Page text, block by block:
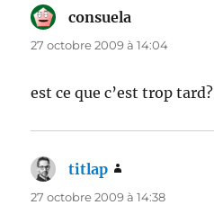
consuela
27 octobre 2009 à 14:04
est ce que c’est trop tard?
titlap
27 octobre 2009 à 14:38